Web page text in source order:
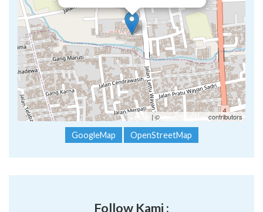
Leaflet | ©OpenStreetMap contributors
GoogleMap OpenStreetMap
Follow Kami :